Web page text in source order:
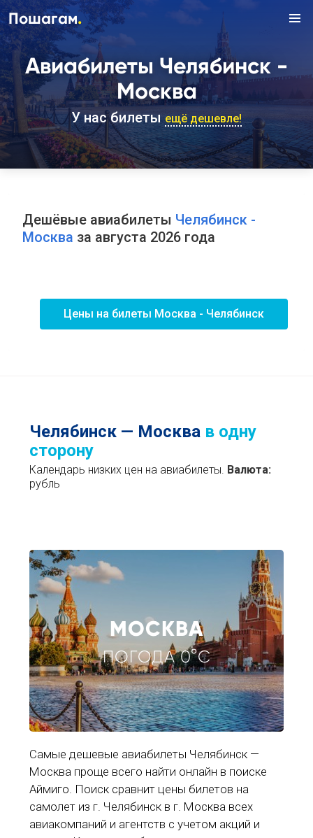
Пошагам.
Авиабилеты Челябинск -
Москва
У нас билетыещё дешевле!
Дешёвые авиабилеты Челябинск -
Москва за августа 2026 года
Цены на билеты Москва - Челябинск
Челябинск — Москва в одну
сторону
Календарь низких цен на авиабилеты. Валюта:
рубль
МОСКВА
ПОГОДА 0°C
Самые дешевые авиабилеты Челябинск —
Москва проще всего найти онлайн в поиске
Аймиго. Поиск сравнит цены билетов на
самолет из г. Челябинск в г. Москва всех
авиакомпаний и агентств с учетом акций и